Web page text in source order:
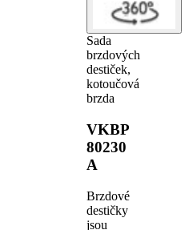
Sada
brzdových
destiček,
kotoučová
brzda
VKBP
80230
A
Brzdové
destičky
jsou